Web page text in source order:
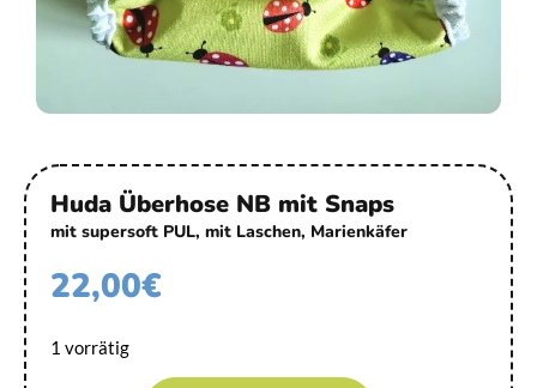
Huda Überhose NB mit Snaps
mit supersoft PUL, mit Laschen, Marienkäfer
22,00€
1 vorrätig